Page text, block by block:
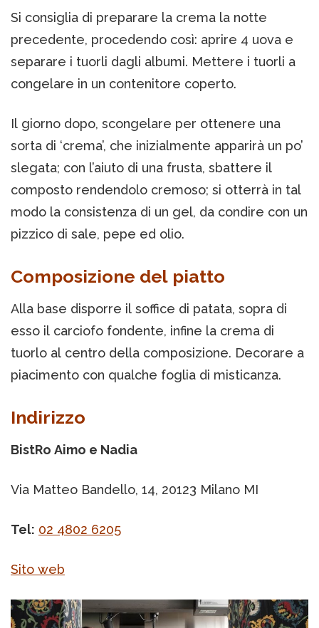
Si consiglia di preparare la crema la notte
precedente, procedendo così: aprire 4 uova e
separare i tuorli dagli albumi. Mettere i tuorli a
congelare in un contenitore coperto.
Il giorno dopo, scongelare per ottenere una
sorta di ‘crema’, che inizialmente apparirà un po’
slegata; con l’aiuto di una frusta, sbattere il
composto rendendolo cremoso; si otterrà in tal
modo la consistenza di un gel, da condire con un
pizzico di sale, pepe ed olio.
Composizione del piatto
Alla base disporre il soffice di patata, sopra di
esso il carciofo fondente, infine la crema di
tuorlo al centro della composizione. Decorare a
piacimento con qualche foglia di misticanza.
Indirizzo
BistRo Aimo e Nadia
Via Matteo Bandello, 14, 20123 Milano MI
Tel: 02 4802 6205
Sito web